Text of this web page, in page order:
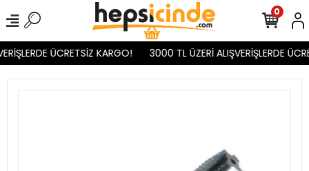
ÜCRETSİZ KARGO! 3000 TL ÜZERİ ALIŞVERİŞLERDE
0